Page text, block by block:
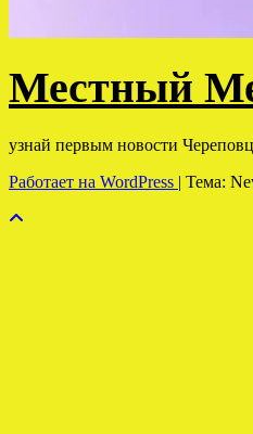
Местный
узнай первым новости
Работает на WordPress | Тема: